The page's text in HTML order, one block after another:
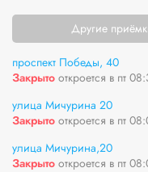
Другие
проспект Победы, 40
Закрыто откроется в пт
улица Мичурина 20
Закрыто откроется в пт
улица Мичурина,20
Закрыто откроется в пт